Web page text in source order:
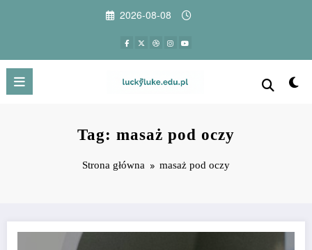
2026-08-08
Tag: masaż pod oczy
Strona główna masaż pod oczy